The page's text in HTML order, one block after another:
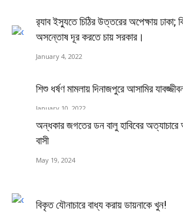
র‍্যাব ইস্যুতে চিঠির উত্তরের অপেক্ষায় ঢাকা;
অসন্তোষ দূর করতে চায় সরকার।
January 4, 2022
শিশু ধর্ষণ মামলায় দিনাজপুরে আসামির
January 10, 2022
অন্ধকার জগতের ডন বালু হাবিবের অত্যাচারে
বাসী
May 19, 2024
বিকৃত যৌনাচারে বাধ্য করায় ডায়নাকে খুন!